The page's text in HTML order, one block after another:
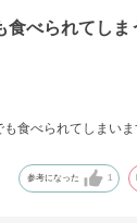
食べられてしま
食べられてしまいま
参考になった 1